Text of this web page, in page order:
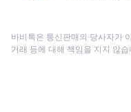
바비톡은 통신판매의 당사자가
거래 등에 대해 책임을 지지 않습